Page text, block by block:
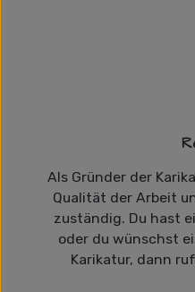
Als Gründer der
Qualität der Arbeit
zuständig. Du hast
oder du wünschst
Karikatur, dann